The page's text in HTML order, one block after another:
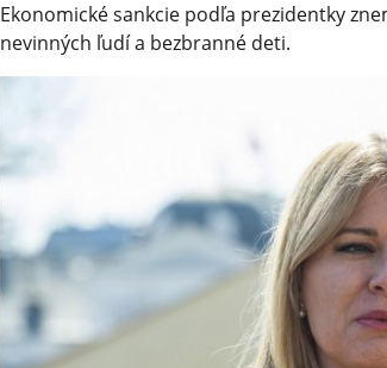
Ekonomické sankcie podľa prezidentky
nevinných ľudí a bezbranné deti.